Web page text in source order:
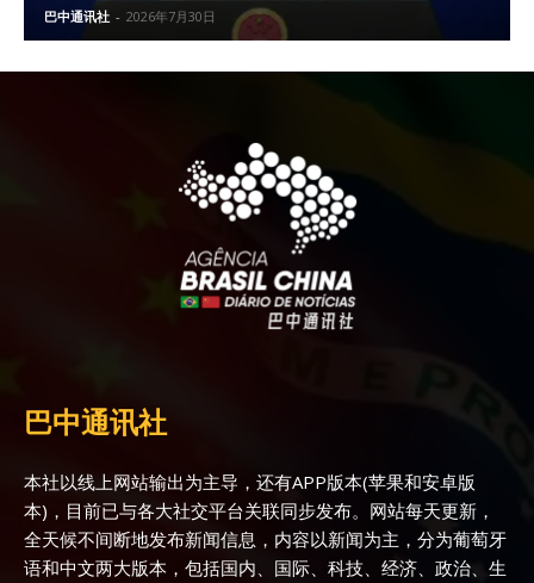
巴中通讯社 - 2026年7月30日
巴中通讯社
本社以线上网站输出为主导，还有APP版本(苹果和安卓版
本)，目前已与各大社交平台关联同步发布。网站每天更新，
全天候不间断地发布新闻信息，内容以新闻为主，分为葡萄牙
语和中文两大版本，包括国内、国际、科技、经济、政治、生